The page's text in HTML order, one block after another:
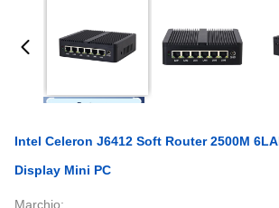
Intel Celeron J6412 Soft Router 2500M
Display Mini PC
Marchio: